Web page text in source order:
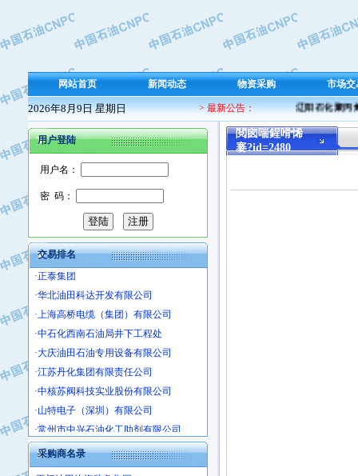
网站首页 新闻动态 物资采购 市场交
2026年8月9日 星期日 > 最新公告： 辽阳石化聚丙烯
用户登陆
用户名：
密 码：
交易排名
·保定北奥石油物探特种车辆制造有限
·盘锦辽河油田天意石油装备有限公司
·沧州市电气控制设备厂
·中船重工中南装备有限责任公司
·南石力天传动件有限公司
·浙江瑞普环境技术有限公司
·华北石油新大禹环保设备有限公司
·河北翼凌机械制造总厂
·萍乡市庞泰化工填料有限公司
·上海宝钢商贸有限公司
·辽河石油勘探局总机械厂
·正泰集团
·华北油田科达开发有限公司
·上海高桥电缆（集团）有限公司
·中石化西南石油局井下工程处
·大庆油田石油专用设备有限公司
·江苏丹化集团有限责任公司
·中核苏阀科技实业股份有限公司
·山特电子（深圳）有限公司
·常州市中兴石油化工助剂有限公司
·姜堰市三联助剂有限公司
·四川中光高技术研究所有限责任公司
采购商名录
閲囪喘鍟嗗悕
褰?id=2480